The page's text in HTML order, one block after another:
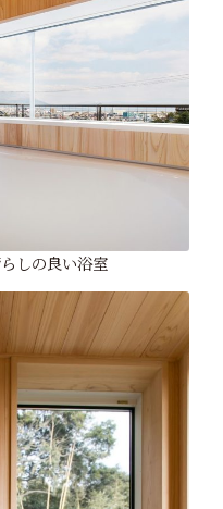
しの良い浴室